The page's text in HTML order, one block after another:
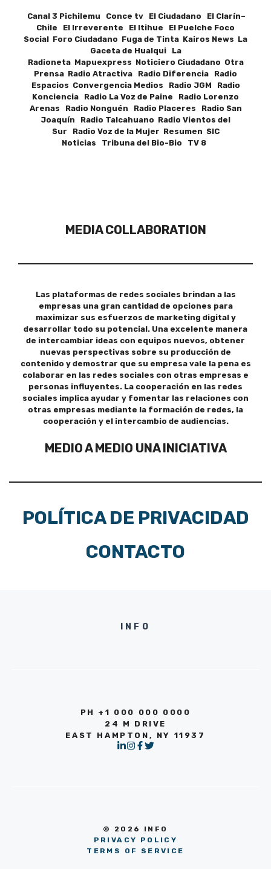
Canal 3 Pichilemu Conce tv El Ciudadano El Clarín–
Chile El Irreverente El Itihue El Puelche Foco
Social Foro Ciudadano Fuga de Tinta Kairos News La
Gaceta de Hualqui La
Radioneta Mapuexpress Noticiero Ciudadano Otra
Prensa Radio Atractiva Radio Diferencia Radio
Espacios Convergencia Medios Radio JGM Radio
Konciencia Radio La Voz de Paine Radio Lorenzo
Arenas Radio Nonguén Radio Placeres Radio San
Joaquín Radio Talcahuano Radio Vientos del
Sur Radio Voz de la Mujer Resumen SIC
Noticias Tribuna del Bio-Bio TV 8
MEDIA COLLABORATION
Las plataformas de redes sociales brindan a las
empresas una gran cantidad de opciones para
maximizar sus esfuerzos de marketing digital y
desarrollar todo su potencial. Una excelente manera
de intercambiar ideas con equipos nuevos, obtener
nuevas perspectivas sobre su producción de
contenido y demostrar que su empresa vale la pena es
colaborar en las redes sociales con otras empresas e
personas influyentes. La cooperación en las redes
sociales implica ayudar y fomentar las relaciones con
otras empresas mediante la formación de redes, la
cooperación y el intercambio de audiencias.
MEDIO A MEDIO UNA INICIATIVA
POLÍTICA DE PRIVACIDAD
CONTACTO
INFO
PH +1 000 000 0000
24 M DRIVE
EAST HAMPTON, NY 11937
© 2026 INFO
PRIVACY POLICY
TERMS OF SERVICE